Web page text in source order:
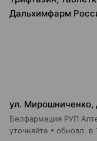
Дальхимфарм
ул. Мирошниченко,
Белфармация РУП
уточняйте обновл. в